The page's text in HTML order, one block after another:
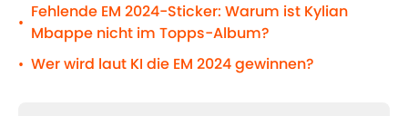
•
Fehlende EM 2024-Sticker: Warum ist Kylian
Mbappe nicht im Topps-Album?
• Wer wird laut KI die EM 2024 gewinnen?